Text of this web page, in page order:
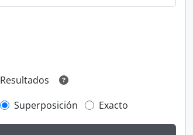
Resultados
Superposición
Exacto